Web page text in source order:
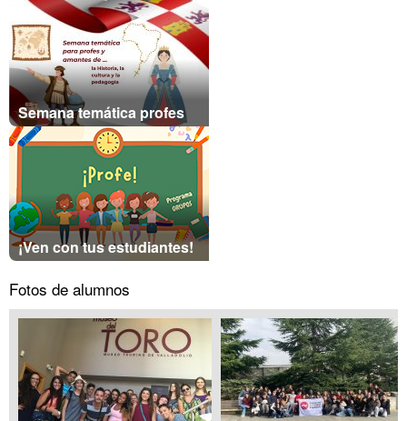
Semana temática profes
¡Ven con tus estudiantes!
Fotos de alumnos